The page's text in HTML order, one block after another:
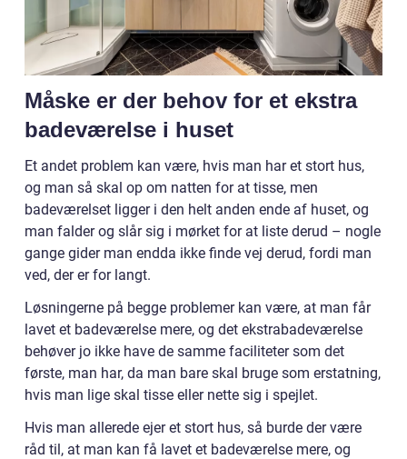
Måske er der behov for et ekstra
badeværelse i huset
Et andet problem kan være, hvis man har et stort hus,
og man så skal op om natten for at tisse, men
badeværelset ligger i den helt anden ende af huset, og
man falder og slår sig i mørket for at liste derud – nogle
gange gider man endda ikke finde vej derud, fordi man
ved, der er for langt.
Løsningerne på begge problemer kan være, at man får
lavet et badeværelse mere, og det ekstrabadeværelse
behøver jo ikke have de samme faciliteter som det
første, man har, da man bare skal bruge som erstatning,
hvis man lige skal tisse eller nette sig i spejlet.
Hvis man allerede ejer et stort hus, så burde der være
råd til, at man kan få lavet et badeværelse mere, og